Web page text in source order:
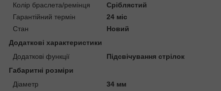
Колір браслета/ремінця
Сріблястий
Гарантійний термін
24 міс
Стан
Новий
Додаткові характеристики
Додаткові функції
Підсвічування стрілок
Габаритні розміри
Діаметр
34 мм